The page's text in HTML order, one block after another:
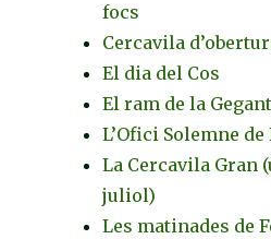
focs
Cercavila
El dia del Cos
El ram de la
L’Ofici Solemne
La Cercavila Gran
juliol)
Les matinades de